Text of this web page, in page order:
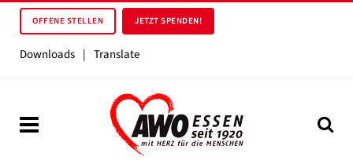
OFFENE STELLEN JETZT SPENDEN!
Downloads | Translate